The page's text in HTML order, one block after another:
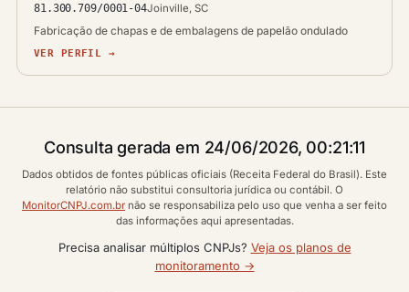
81.300.709/0001-04Joinville, SC
Fabricação de chapas e de embalagens de papelão ondulado
VER PERFIL →
Consulta gerada em 24/06/2026, 00:21:11
Dados obtidos de fontes públicas oficiais (Receita Federal do Brasil). Este
relatório não substitui consultoria jurídica ou contábil. O
MonitorCNPJ.com.br não se responsabiliza pelo uso que venha a ser feito
das informações aqui apresentadas.
Precisa analisar múltiplos CNPJs? Veja os planos de
monitoramento →